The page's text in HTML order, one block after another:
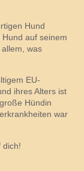
Hund
auf seinem
was
EU-
ihres Alters ist
Hündin
war
dich!